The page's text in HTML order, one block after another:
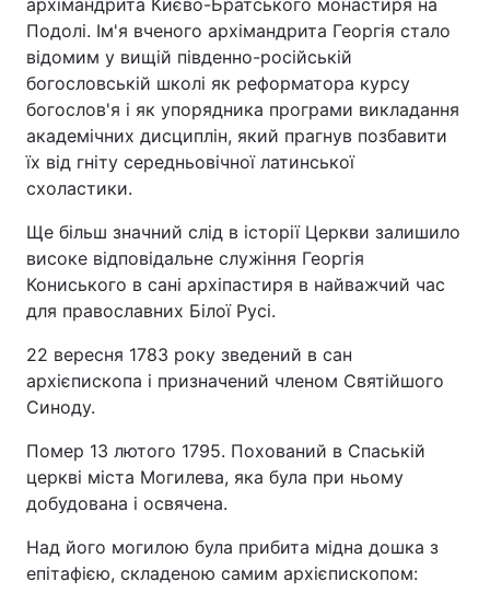
архімандрита Києво-Братського монастиря на
Подолі. Ім'я вченого архімандрита Георгія стало
відомим у вищій південно-російській
богословській школі як реформатора курсу
богослов'я і як упорядника програми викладання
академічних дисциплін, який прагнув позбавити
їх від гніту середньовічної латинської
схоластики.
Ще більш значний слід в історії Церкви залишило
високе відповідальне служіння Георгія
Кониського в сані архіпастиря в найважчий час
для православних Білої Русі.
22 вересня 1783 року зведений в сан
архієпископа і призначений членом Святійшого
Синоду.
Помер 13 лютого 1795. Похований в Спаській
церкві міста Могилева, яка була при ньому
добудована і освячена.
Над його могилою була прибита мідна дошка з
епітафією, складеною самим архієпископом: